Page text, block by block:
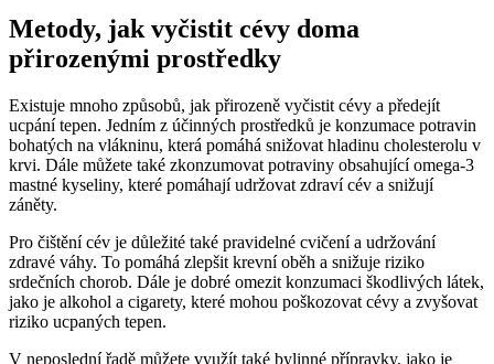
Metody, jak vyčistit cévy doma
přirozenými prostředky
Existuje mnoho způsobů, jak přirozeně vyčistit cévy a předejít
ucpání tepen. Jedním z účinných prostředků je konzumace potravin
bohatých na vlákninu, která pomáhá snižovat hladinu cholesterolu v
krvi. Dále můžete také zkonzumovat potraviny obsahující omega-3
mastné kyseliny, které pomáhají udržovat zdraví cév a snižují
záněty.
Pro čištění cév je důležité také pravidelné cvičení a udržování
zdravé váhy. To pomáhá zlepšit krevní oběh a snižuje riziko
srdečních chorob. Dále je dobré omezit konzumaci škodlivých látek,
jako je alkohol a cigarety, které mohou poškozovat cévy a zvyšovat
riziko ucpaných tepen.
V neposlední řadě můžete využít také bylinné přípravky, jako je